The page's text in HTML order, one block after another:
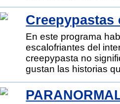
Creepypastas
En este programa
escalofriantes del
creepypasta no
gustan las historias